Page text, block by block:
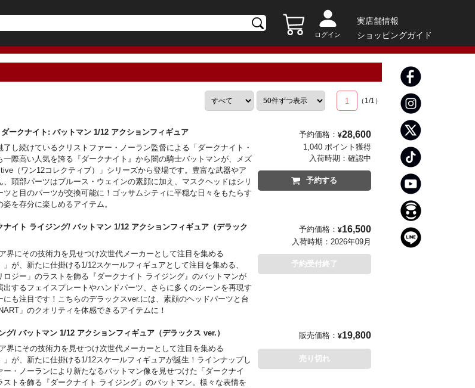
ログイン
実店舗情報
ショッピングガイド
1 （ 1/1 ）
ダークナイト: バットマン 1/12 アクションフィギュア
し続けているクリストファー・ノーラン監督による「ダークナイト・
一際高い人気を誇る『ダークナイト』から闇の騎士バットマンが、メズ
（ワン12コレクティブ）」シリーズから登場です。豊富な武器やア
、頭部パーツはブルース・ウェインの素顔に加え、マスクヘッドはシリ
ツと目のパーツが交換可能に！ゴッサムシティに平穏な日々をもたらす
を存分に楽しめるアイテム。
予約価格： ¥28,600
1,040 ポイント獲得
入荷時期： 確認中
予約する
ナイト ライジング/ バットマン 1/12 アクションフィギュア（デラック
界にその技術力を見せつけ次世代メーカーとして注目を集める
」が、新たに仕掛ける1/12スケールフィギュアとして注目を集める、
ロジー」のラストを飾る『ダークナイト ライジング』のバットマンが
出するフェイスプレートやハンドパーツ、さらに多くのシーンを再現す
にも注目です！こちらのデラックスver.には、素顔のヘッドパーツと台
」のクオリティを体感できるアイテムに！
予約価格： ¥16,500
入荷時期： 2026年09月
予約受付終了
グ/ バットマン 1/12 アクションフィギュア（デラックス ver.）
界にその技術力を見せつけ次世代メーカーとして注目を集める
」が、新たに仕掛ける1/12スケールフィギュアが誕生！ラインナップし
ー・ノーランにより新たなるバットマン像を見せつけた「ダークナイ
ストを飾る『ダークナイト ライジング』のバットマン。様々な表情を
販売価格： ¥19,800
売り切れ